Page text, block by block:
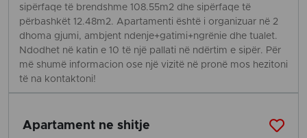
sipërfaqe të brendshme 108.55m2 dhe sipërfaqe të
përbashkët 12.48m2. Apartamenti është i organizuar në 2
dhoma gjumi, ambjent ndenje+gatimi+ngrënie dhe tualet.
Ndodhet në katin e 10 të një pallati në ndërtim e sipër. Për
më shumë informacion ose një vizitë në pronë mos hezitoni
të na kontaktoni!
Apartament ne shitje